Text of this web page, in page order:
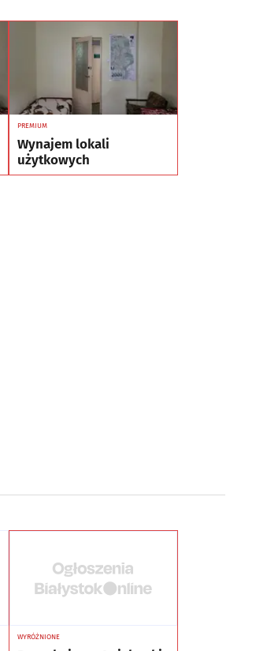
PREMIUM
Wynajem lokali
użytkowych
WYRÓŻNIONE